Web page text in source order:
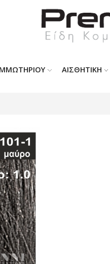
ΑΙΣΘΗΤΙΚΗ